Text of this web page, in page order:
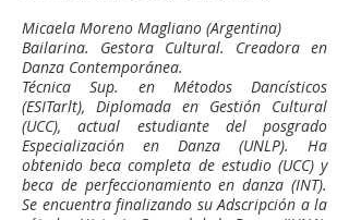
Micaela Moreno Magliano (Argentina)
Bailarina. Gestora Cultural. Creadora en
Danza Contemporánea.
Técnica Sup. en Métodos Dancísticos
(ESITarlt), Diplomada en Gestión Cultural
(UCC), actual estudiante del posgrado
Especialización en Danza (UNLP). Ha
obtenido beca completa de estudio (UCC) y
beca de perfeccionamiento en danza (INT).
Se encuentra finalizando su Adscripción a la